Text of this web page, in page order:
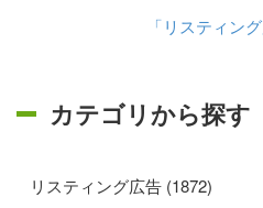
「リスティン
カテゴリから探す
リスティング広告 (1872)